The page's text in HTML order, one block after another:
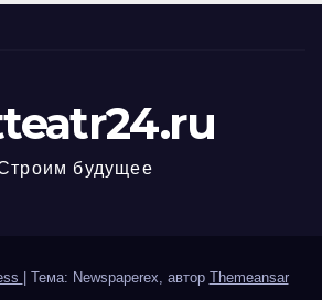
будущее
Тема: Newspaperex, автор Themeansar